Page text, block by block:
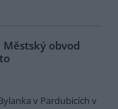
obvod
v Pardubicích v